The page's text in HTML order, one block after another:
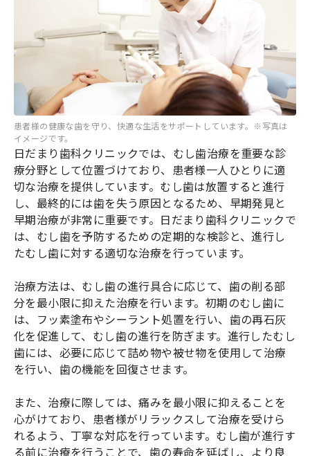
患者様の健康な歯を守り、快適な生活をサポートしています。※写真は
イメージです。
日だまり歯科クリニックでは、むし歯治療を重要な診
療分野として位置づけており、患者様一人ひとりに適
切な治療を提供しています。むし歯は放置すると進行
し、最終的には歯を失う原因となるため、早期発見と
早期治療が非常に重要です。日だまり歯科クリニックで
は、むし歯を予防するための定期的な検診と、進行し
たむし歯に対する適切な治療を行っています。
治療方法は、むし歯の進行具合に応じて、歯の削る部
分を最小限に抑えた治療を行います。初期のむし歯に
は、フッ素塗布やシーラント処置を行い、歯の再石灰
化を促進して、むし歯の進行を防ぎます。進行したむし
歯には、必要に応じて詰め物や被せ物を使用して治療
を行い、歯の機能を回復させます。
また、治療に際しては、痛みを最小限に抑えることを
心がけており、患者様がリラックスして治療を受けら
れるよう、丁寧な対応を行っています。むし歯が進行す
る前に治療を行うことで、歯の寿命を延ばし、より良